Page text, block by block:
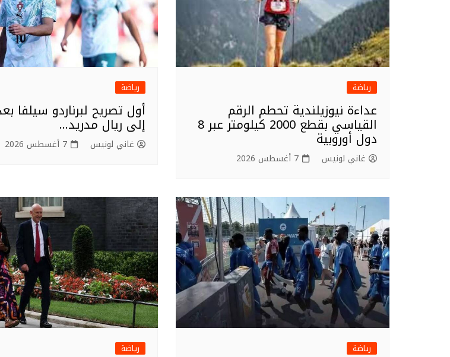
رياضة
عداءة نيوزيلندية تحطم الرقم
القياسي بقطع 2000 كيلومتر عبر 8
دول أوروبية
غاني لونيس 7 أغسطس 2026
رياضة
أول تصريح لبرناردو سيلفا
إلى ريال مدريد…
غاني لونيس 7 أغسطس 2026
رياضة رياضة